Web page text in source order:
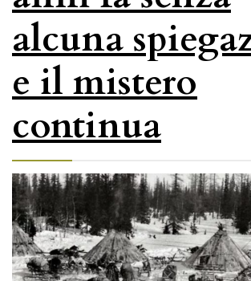
alcuna
e il mistero
continua